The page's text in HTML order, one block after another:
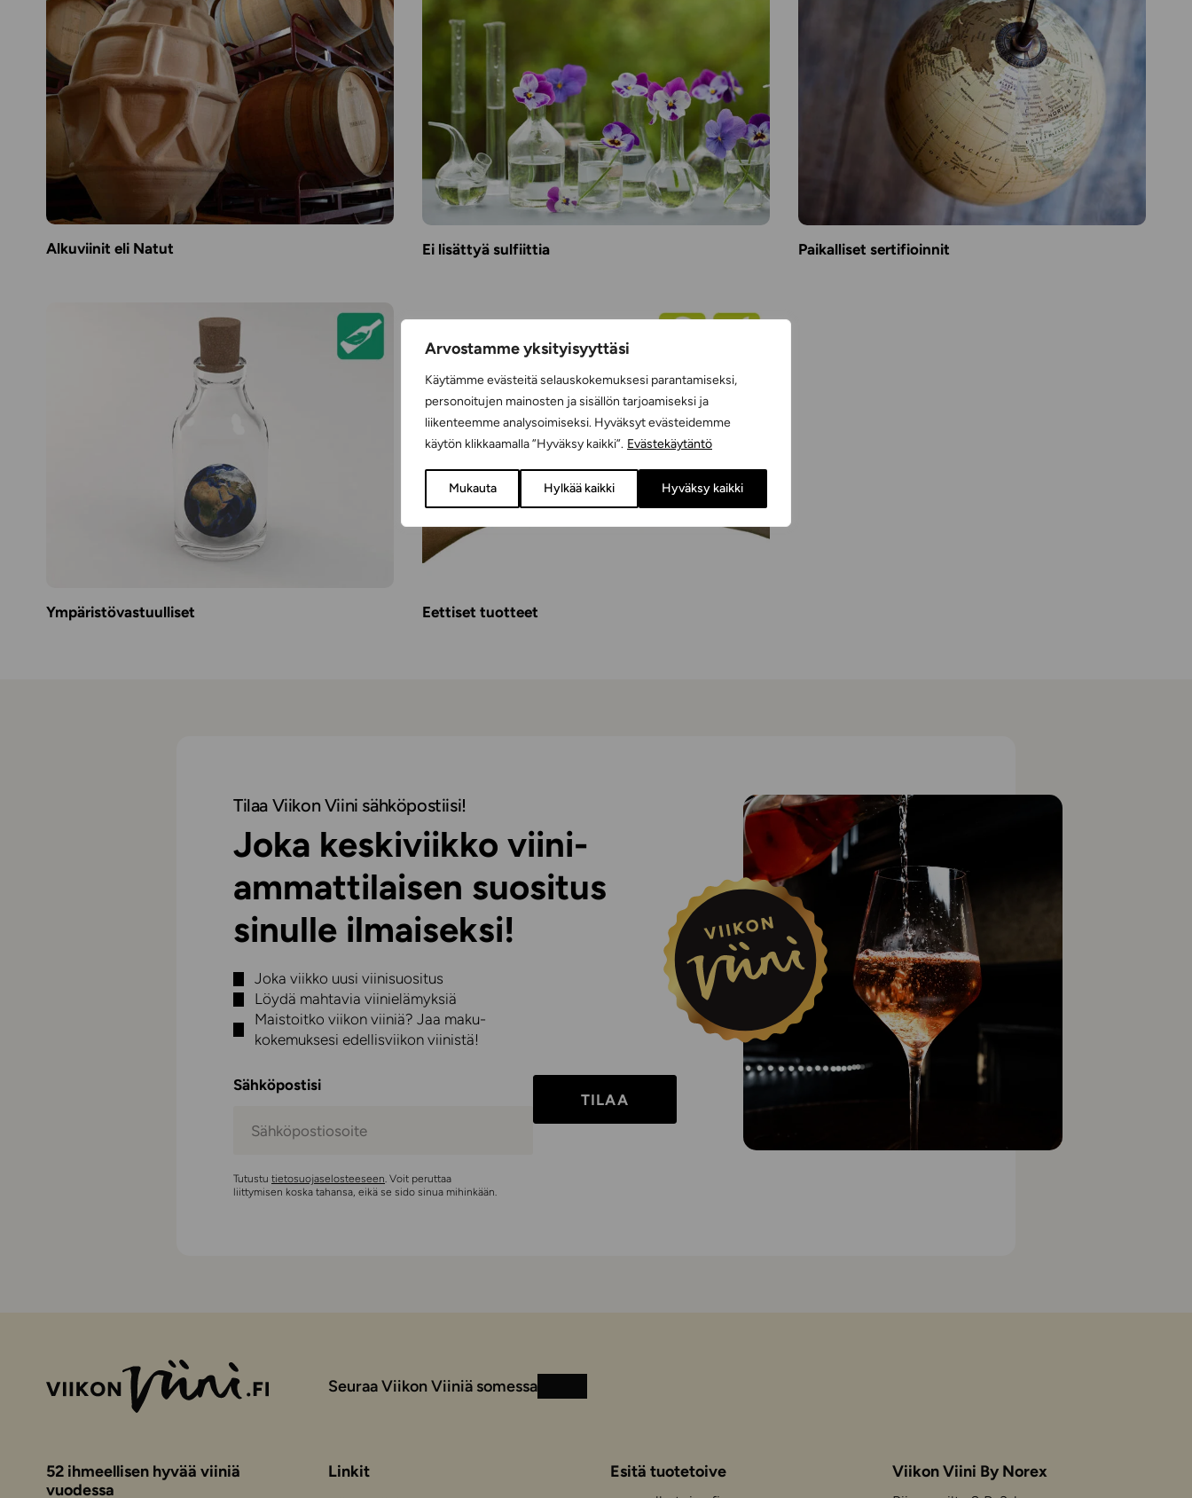
Arvostamme yksityisyyttäsi
Käytämme evästeitä selauskokemuksesi parantamiseksi,
personoitujen mainosten ja sisällön tarjoamiseksi ja
liikenteemme analysoimiseksi. Hyväksyt evästeidemme
käytön klikkaamalla ”Hyväksy kaikki”. Evästekäytäntö
Mukauta Hylkää kaikki Hyväksy kaikki
Alkuviinit eli Natut Ei lisättyä sulfiittia Paikalliset sertifioinnit
Ympäristövastuulliset Eettiset tuotteet
Tilaa Viikon Viini sähköpostiisi!
Joka keskiviikko viini-
ammattilaisen suositus
sinulle ilmaiseksi!
Joka viikko uusi viinisuositus
Löydä mahtavia viinielämyksiä
Maistoitko viikon viiniä? Jaa maku-
kokemuksesi edellisviikon viinistä!
Sähköpostisi
TILAA
Tutustu tietosuojaselosteeseen. Voit peruttaa
liittymisen koska tahansa, eikä se sido sinua mihinkään.
Seuraa Viikon Viiniä somessa InstagramFacebook
52 ihmeellisen hyvää viiniä
vuodessa
Linkit Esitä tuotetoive Viikon Viini By Norex